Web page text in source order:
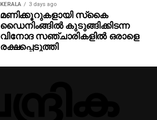
KERALA 3 days ago
മണിക്കൂറുകളായി സ്‌കൈ
ഡൈനിംങ്ങില്‍ കുടുങ്ങിക്കിടന്ന
വിനോദ സഞ്ചാരികളില്‍ ഒരാളെ
രക്ഷപ്പെടുത്തി